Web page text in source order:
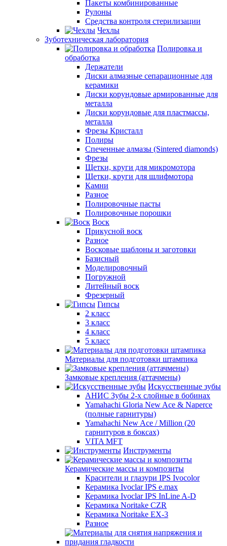
Пакеты комбинированные
Рулоны
Средства контроля стерилизации
Чехлы
Зуботехническая лаборатория
Полировка и
обработка
Держатели
Диски алмазные сепарационные для
керамики
Диски корундовые армированные для
металла
Диски корундовые для пластмассы,
металла
Фрезы Кристалл
Полиры
Спеченные алмазы (Sintered diamonds)
Фрезы
Щетки, круги для микромотора
Щетки, круги для шлифмотора
Камни
Разное
Полировочные пасты
Полировочные порошки
Воск
Прикусной воск
Разное
Восковые шаблоны и заготовки
Базисный
Моделировочный
Погружной
Литейный воск
Фрезерный
Гипсы
2 класс
3 класс
4 класс
5 класс
Материалы для подготовки штампика
Замковые крепления (аттачмены)
Искусственные зубы
АНИС Зубы 2-х слойные в бобинах
Yamahachi Gloria New Ace & Naperce
(полные гарнитуры)
Yamahachi New Ace / Million (20
гарнитуров в боксах)
VITA MFT
Инструменты
Керамические массы и композиты
Красители и глазури IPS Ivocolor
Керамика Ivoclar IPS e.max
Керамика Ivoclar IPS InLine A-D
Керамика Noritake CZR
Керамика Noritake EX-3
Разное